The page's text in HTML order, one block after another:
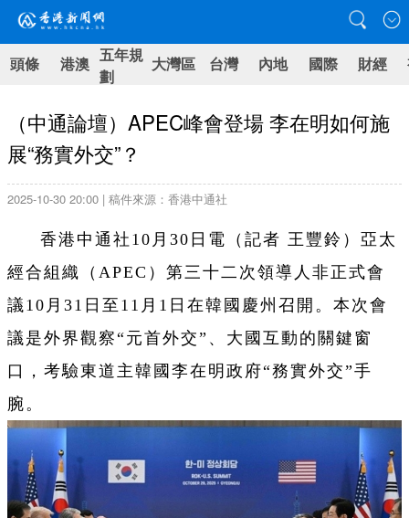
頭條 港澳 五年規
劃
大灣區 台灣 內地 國際 財經
（中通論壇）APEC峰會登場 李在明如何施
展“務實外交”？
2025-10-30 20:00 | 稿件來源：香港中通社
香港中通社10月30日電（ 記者 王豐鈴 ） 亞太
經合組織（APEC）第三十二次領導人非正式會
議10月31日至11月1日在韓國慶州召開。本次會
議是外界觀察“元首外交”、大國互動的關鍵窗
口，考驗東道主韓國李在明政府“務實外交”手
腕。